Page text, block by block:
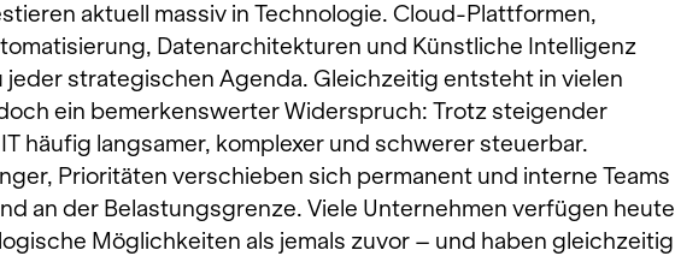
aktuell massiv in Technologie. Cloud-Plattformen,
Datenarchitekturen und Künstliche Intelligenz
jeder strategischen Agenda. Gleichzeitig entsteht in vielen
ein bemerkenswerter Widerspruch: Trotz steigender
häufig langsamer, komplexer und schwerer steuerbar.
Prioritäten verschieben sich permanent und interne Teams
an der Belastungsgrenze. Viele Unternehmen verfügen heute
Möglichkeiten als jemals zuvor – und haben gleichzeitig